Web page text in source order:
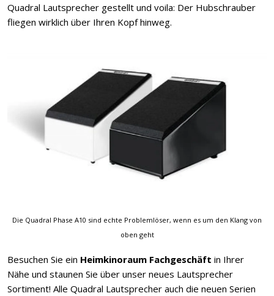
Quadral Lautsprecher gestellt und voila: Der Hubschrauber
fliegen wirklich über Ihren Kopf hinweg.
Die Quadral Phase A10 sind echte Problemlöser, wenn es um den Klang von
oben geht
Besuchen Sie ein Heimkinoraum Fachgeschäft in Ihrer
Nähe und staunen Sie über unser neues Lautsprecher
Sortiment! Alle Quadral Lautsprecher auch die neuen Serien